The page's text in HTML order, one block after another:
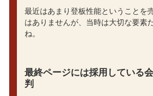
最近はあまり登板性能ということを
はありませんが、当時は大切な要素
ね。
最終ページには採用している
判